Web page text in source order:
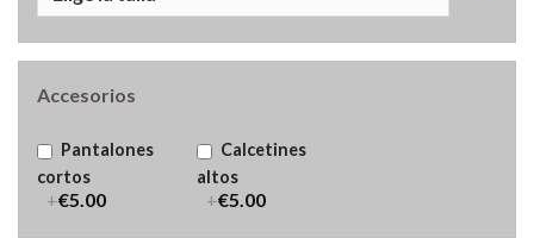
Accesorios
Pantalones
cortos
+€5.00
Calcetines
altos
+€5.00